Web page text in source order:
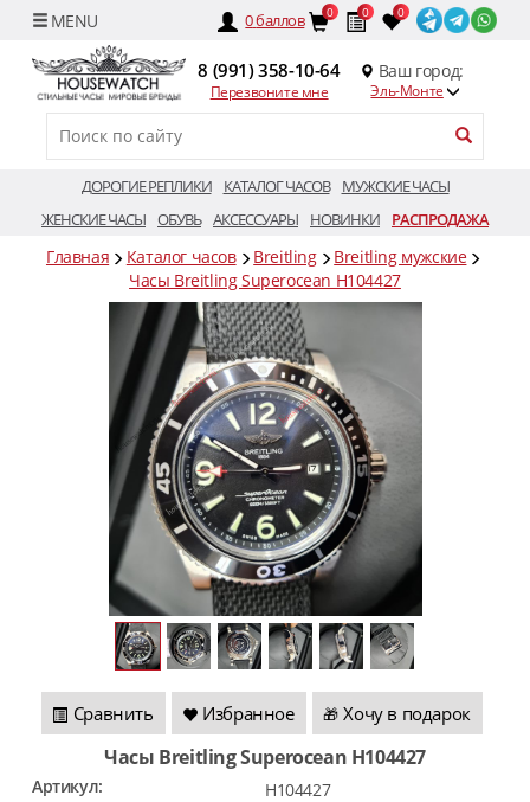
0баллов 0 0 0
8 (991) 358-10-64
Перезвоните мне
Ваш город:
Эль-Монте
ДОРОГИЕ РЕПЛИКИ КАТАЛОГ ЧАСОВ
МУЖСКИЕ ЧАСЫ
ЖЕНСКИЕ ЧАСЫ ОБУВЬ АКСЕССУАРЫ НОВИНКИ РАСПРОДАЖА
Главная Каталог часов Breitling
Breitling мужские
Часы Breitling Superocean H104427
Сравнить Избранное 🎁 Хочу в подарок
Часы Breitling Superocean H104427
Артикул:
H104427